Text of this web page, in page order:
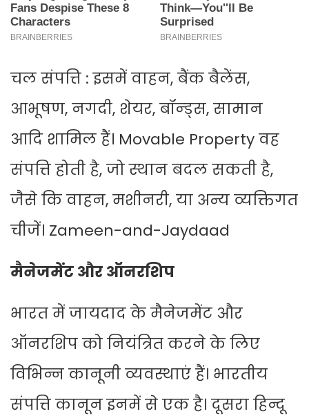
चल संपत्ति : इसमें वाहन, बैंक बैलेंस,
आभूषण, नगदी, शेयर, बॉन्ड्स, सामान
आदि शामिल हैं। Movable Property वह
संपत्ति होती है, जो स्थान बदल सकती है,
जैसे कि वाहन, मशीनरी, या अन्य व्यक्तिगत
चीजें। Zameen-and-Jaydaad
मैनेजमेंट और ऑनरशिप
भारत में जायदाद के मैनेजमेंट और
ऑनरशिप को नियंत्रित करने के लिए
विभिन्न कानूनी व्यवस्थाएं हैं। भारतीय
संपत्ति कानून इनमें से एक है। दूसरा हिन्दू